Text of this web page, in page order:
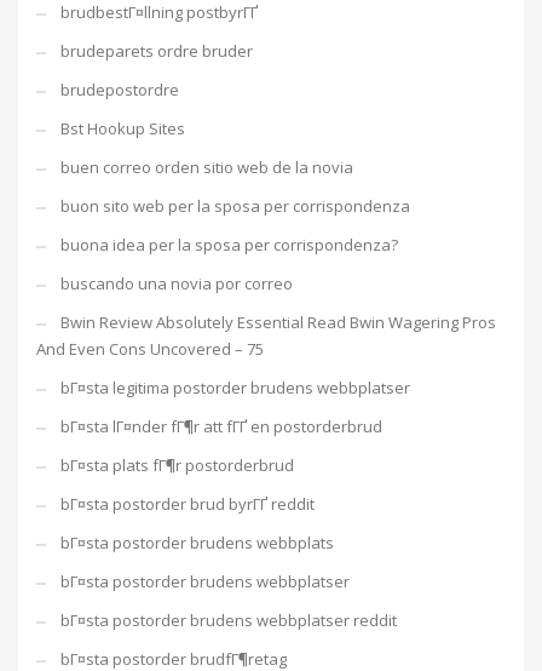
brudbestГ¤llning postbyrГҐ
brudeparets ordre bruder
brudepostordre
Bst Hookup Sites
buen correo orden sitio web de la novia
buon sito web per la sposa per corrispondenza
buona idea per la sposa per corrispondenza?
buscando una novia por correo
Bwin Review Absolutely Essential Read Bwin Wagering Pros
And Even Cons Uncovered – 75
bГ¤sta legitima postorder brudens webbplatser
bГ¤sta lГ¤nder fГ¶r att fГҐ en postorderbrud
bГ¤sta plats fГ¶r postorderbrud
bГ¤sta postorder brud byrГҐ reddit
bГ¤sta postorder brudens webbplats
bГ¤sta postorder brudens webbplatser
bГ¤sta postorder brudens webbplatser reddit
bГ¤sta postorder brudfГ¶retag